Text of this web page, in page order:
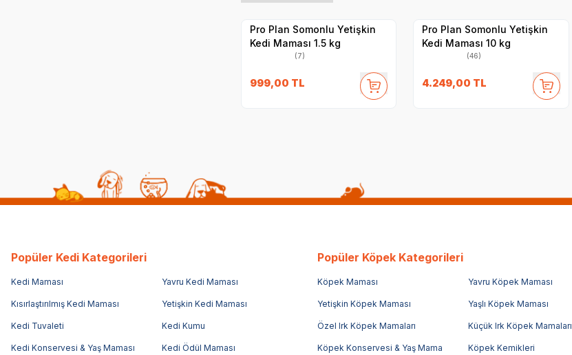
Satıcı
Pro Plan Somonlu Yetişkin
Kedi Maması 1.5 kg
(7)
999,00 TL
Pro Plan Somonlu Yetişkin
Kedi Maması 10 kg
(46)
4.249,00 TL
Popüler Kedi Kategorileri
Kedi Maması Yavru Kedi Maması
Kısırlaştırılmış Kedi Maması Yetişkin Kedi Maması
Kedi Tuvaleti Kedi Kumu
Kedi Konservesi & Yaş Maması Kedi Ödül Maması
Popüler Köpek Kategorileri
Köpek Maması Yavru Köpek Maması
Yetişkin Köpek Maması Yaşlı Köpek Maması
Özel Irk Köpek Mamaları Küçük Irk Köpek Mamaları
Köpek Konservesi & Yaş Mama Köpek Kemikleri